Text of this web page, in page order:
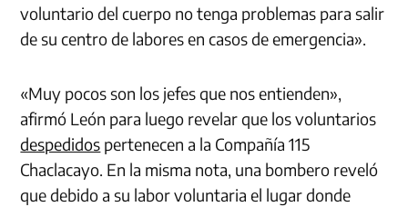
voluntario del cuerpo no tenga problemas para salir
de su centro de labores en casos de emergencia».
«Muy pocos son los jefes que nos entienden»,
afirmó León para luego revelar que los voluntarios
despedidos pertenecen a la Compañía 115
Chaclacayo. En la misma nota, una bombero reveló
que debido a su labor voluntaria el lugar donde